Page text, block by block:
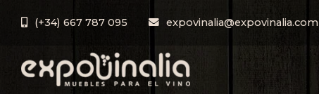
(+34) 667 787 095 expovinalia@expovinalia.com